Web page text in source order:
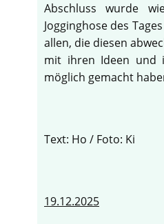
Abschluss wurde
Jogginghose des
allen, die diesen
mit ihren Ideen und
möglich gemacht
Text: Ho / Foto: Ki
19.12.2025